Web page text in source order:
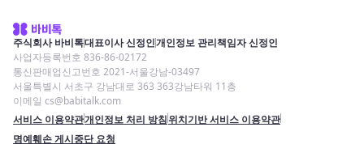
주식회사 바비톡대표이사 신정인개인정보 관리책임자 신정인
사업자등록번호 836-86-02172
통신판매업신고번호 2021-서울강남-03497
서울특별시 서초구 강남대로 363 363강남타워 11층
이메일 cs@babitalk.com
서비스 이용약관개인정보 처리 방침위치기반 서비스 이용약관
명예훼손 게시중단 요청